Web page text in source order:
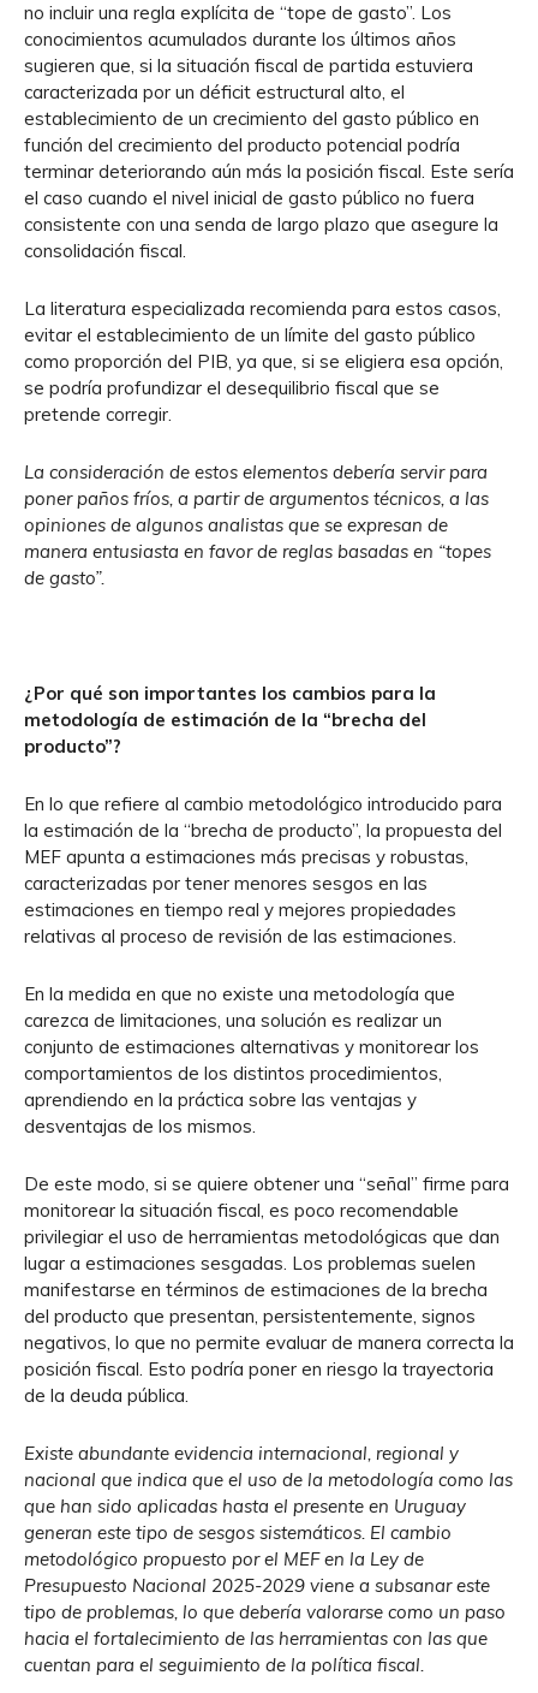
no incluir una regla explícita de “tope de gasto”. Los
conocimientos acumulados durante los últimos años
sugieren que, si la situación fiscal de partida estuviera
caracterizada por un déficit estructural alto, el
establecimiento de un crecimiento del gasto público en
función del crecimiento del producto potencial podría
terminar deteriorando aún más la posición fiscal. Este sería
el caso cuando el nivel inicial de gasto público no fuera
consistente con una senda de largo plazo que asegure la
consolidación fiscal.
La literatura especializada recomienda para estos casos,
evitar el establecimiento de un límite del gasto público
como proporción del PIB, ya que, si se eligiera esa opción,
se podría profundizar el desequilibrio fiscal que se
pretende corregir.
La consideración de estos elementos debería servir para
poner paños fríos, a partir de argumentos técnicos, a las
opiniones de algunos analistas que se expresan de
manera entusiasta en favor de reglas basadas en “topes
de gasto”.
¿Por qué son importantes los cambios para la
metodología de estimación de la “brecha del
producto”?
En lo que refiere al cambio metodológico introducido para
la estimación de la “brecha de producto”, la propuesta del
MEF apunta a estimaciones más precisas y robustas,
caracterizadas por tener menores sesgos en las
estimaciones en tiempo real y mejores propiedades
relativas al proceso de revisión de las estimaciones.
En la medida en que no existe una metodología que
carezca de limitaciones, una solución es realizar un
conjunto de estimaciones alternativas y monitorear los
comportamientos de los distintos procedimientos,
aprendiendo en la práctica sobre las ventajas y
desventajas de los mismos.
De este modo, si se quiere obtener una “señal” firme para
monitorear la situación fiscal, es poco recomendable
privilegiar el uso de herramientas metodológicas que dan
lugar a estimaciones sesgadas. Los problemas suelen
manifestarse en términos de estimaciones de la brecha
del producto que presentan, persistentemente, signos
negativos, lo que no permite evaluar de manera correcta la
posición fiscal. Esto podría poner en riesgo la trayectoria
de la deuda pública.
Existe abundante evidencia internacional, regional y
nacional que indica que el uso de la metodología como las
que han sido aplicadas hasta el presente en Uruguay
generan este tipo de sesgos sistemáticos. El cambio
metodológico propuesto por el MEF en la Ley de
Presupuesto Nacional 2025-2029 viene a subsanar este
tipo de problemas, lo que debería valorarse como un paso
hacia el fortalecimiento de las herramientas con las que
cuentan para el seguimiento de la política fiscal.